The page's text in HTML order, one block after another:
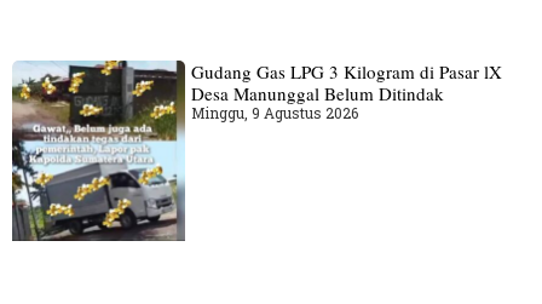
Gudang‎ Gas LPG 3 Kilogram di Pasar lX
Desa Manunggal Belum Ditindak
Minggu, 9 Agustus 2026